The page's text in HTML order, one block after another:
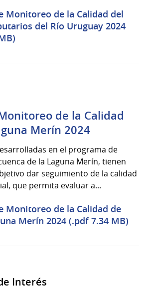
Monitoreo de la Calidad del
del Río Uruguay 2024
de la Calidad
Merín 2024
en el programa de
de la Laguna Merín, tienen
dar seguimiento de la calidad
que permita evaluar a...
Monitoreo de la Calidad de
Merín 2024 (.pdf 7.34 MB)
Interés